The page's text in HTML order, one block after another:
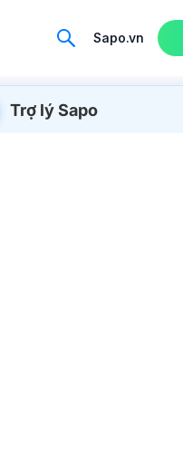
Sapo.vn
Trợ lý Sapo